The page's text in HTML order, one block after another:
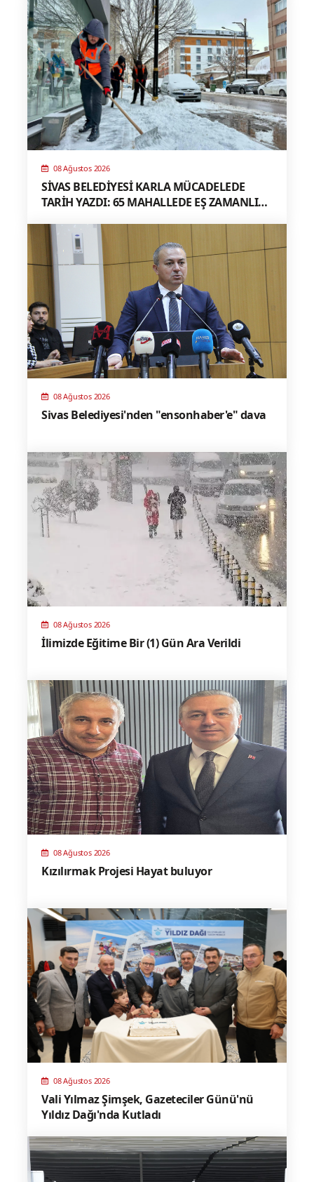
08 Ağustos 2026
SİVAS BELEDİYESİ KARLA MÜCADELEDE
TARİH YAZDI: 65 MAHALLEDE EŞ ZAMANLI
08 Ağustos 2026
Sivas Belediyesi'nden "ensonhaber'e" dava
08 Ağustos 2026
İlimizde Eğitime Bir (1) Gün Ara Verildi
08 Ağustos 2026
Kızılırmak Projesi Hayat buluyor
08 Ağustos 2026
Vali Yılmaz Şimşek, Gazeteciler Günü'nü
Yıldız Dağı'nda Kutladı